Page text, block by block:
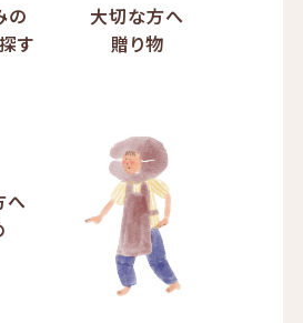
の
す
大切な方へ
贈り物
へ